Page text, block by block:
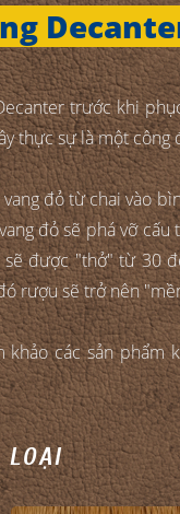
trước khi
thực sự là một công
đỏ từ chai vào
đỏ sẽ phá vỡ
được "thở" từ 30
rượu sẽ trở nên
các sản
LOẠI